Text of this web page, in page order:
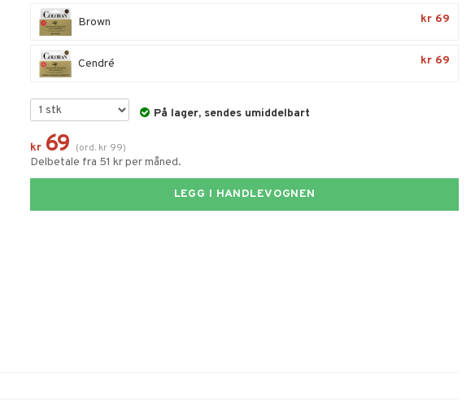
Brown kr 69
Cendré kr 69
På lager, sendes umiddelbart
kr 69 (ord. kr 99)
Delbetale fra 51 kr per måned.
LEGG I HANDLEVOGNEN